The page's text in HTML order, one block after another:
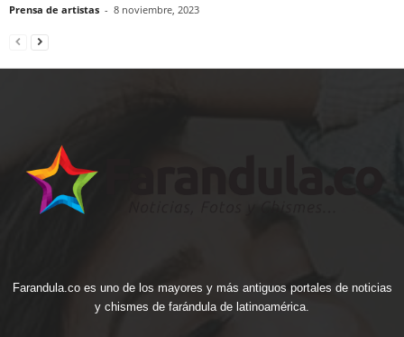
Prensa de artistas - 8 noviembre, 2023
Farandula.co es uno de los mayores y más antiguos portales de noticias
y chismes de farándula de latinoamérica.